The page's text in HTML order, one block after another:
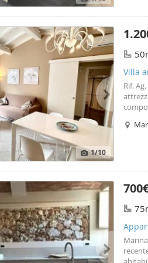
1/10
Villa
Rif.